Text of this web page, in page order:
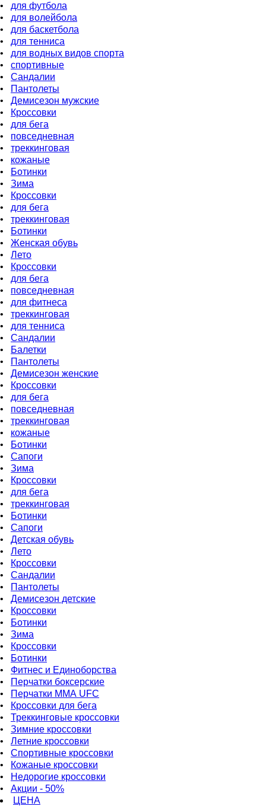
• для футбола
• для волейбола
• для баскетбола
• для тенниса
• для водных видов спорта
• спортивные
• Сандалии
•
Пантолеты
• Демисезон мужские
•
Кроссовки
• для бега
• повседневная
• треккинговая
• кожаные
•
Ботинки
• Зима
•
Кроссовки
• для бeга
• треккинговая
•
Ботинки
• Женская обувь
• Лето
•
Кроссовки
• для бега
• повседневная
• для фитнеса
• треккинговая
• для тенниса
• Сандалии
•
Балетки
•
Пантолеты
• Демисезон женские
•
Кроссовки
• для бега
• повседневная
• треккинговая
• кожаные
•
Бoтинки
• Сапоги
• Зима
•
Кроссовки
• для бега
• треккинговая
•
Ботинки
• Сапоги
• Детская обувь
• Летo
•
Кроссовки
• Сандалии
•
Пантолеты
• Демисезон детские
•
Кроссовки
•
Ботинки
• Зима
•
Кроссовки
•
Ботинки
• Фитнес и Единоборства
•
Перчатки боксерские
•
Перчатки ММА UFC
•
Кроссовки для бега
• Треккинговые кроссовки
• Зимние кроссовки
• Летние кроссовки
• Спортивные кроссовки
•
Кожаные кроссовки
•
Недорогие кроссовки
• Акции - 50%
ЦЕНА